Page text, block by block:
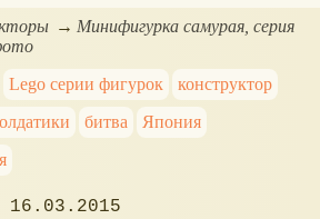
Минифигурка самурая, серия
Lego серии фигурок
конструктор
битва
Япония
16.03.2015